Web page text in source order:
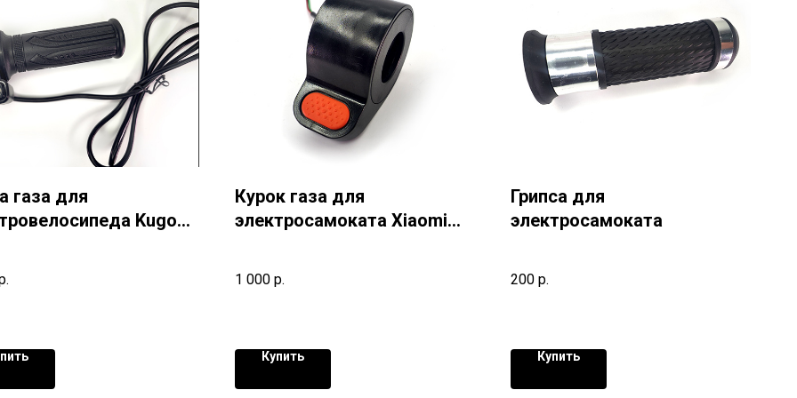
газа для
Kugoo
Курок газа для
электросамоката Xiaomi
1 000 р.
Купить
Грипса для
электросамоката
200 р.
Купить